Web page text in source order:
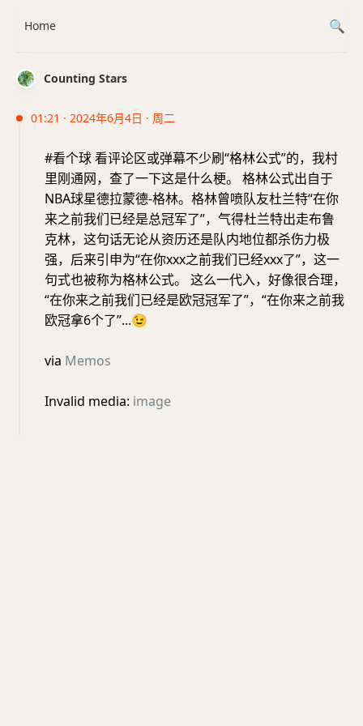
Counting Stars
01:21 · 2024年6月4日 · 周二
#看个球 看评论区或弹幕不少刷“格林公式”的，我村
里刚通网，查了一下这是什么梗。 格林公式出自于
NBA球星德拉蒙德-格林。格林曾喷队友杜兰特“在你
来之前我们已经是总冠军了”，气得杜兰特出走布鲁
克林，这句话无论从资历还是队内地位都杀伤力极
强，后来‌‌‌‌‌‌‌‌‌引申为“在你xxx之前我们已经xxx了”，这一
句式也被称为格林公式。 这么一代入，好像很合理，
“在你来之前我们已经是欧冠冠军了”，“在你来之前我
欧冠拿6个了”...😉
via Memos
Invalid media: image
Home